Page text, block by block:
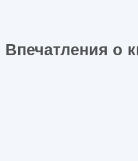
Впечатления о